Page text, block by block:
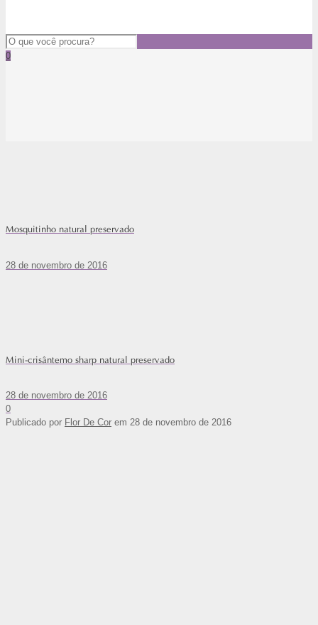
0
Mosquitinho natural preservado
28 de novembro de 2016
Mini-crisântemo sharp natural preservado
28 de novembro de 2016
0
Publicado por Flor De Cor em 28 de novembro de 2016